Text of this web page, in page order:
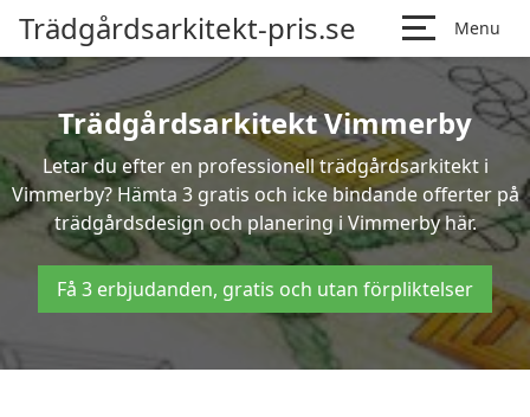
Trädgårdsarkitekt-pris.se Menu
Trädgårdsarkitekt Vimmerby
Letar du efter en professionell trädgårdsarkitekt i
Vimmerby? Hämta 3 gratis och icke bindande offerter på
trädgårdsdesign och planering i Vimmerby här.
Få 3 erbjudanden, gratis och utan förpliktelser